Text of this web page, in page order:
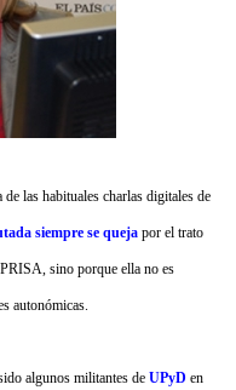
de las habituales charlas digitales de
siempre se queja por el trato
sino porque ella no es
autonómicas.
algunos militantes de UPyD en